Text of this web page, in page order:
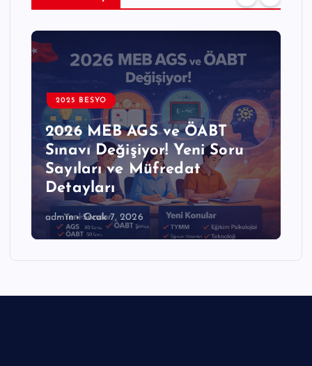
2025 BESYO
2026 MEB AGS ve ÖABT
Sınavı Değişiyor! Yeni Soru
Sayıları ve Müfredat
Detayları
admin Ocak 7, 2026